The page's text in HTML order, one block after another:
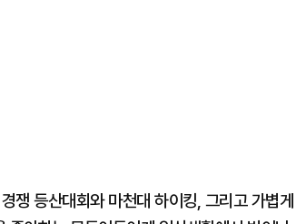
쟁 등산대회와 마천대 하이킹, 그리고 가볍게